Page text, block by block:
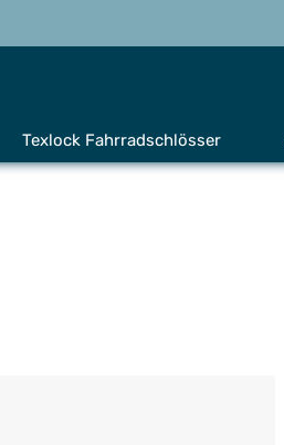
Texlock Fahrradschlösser